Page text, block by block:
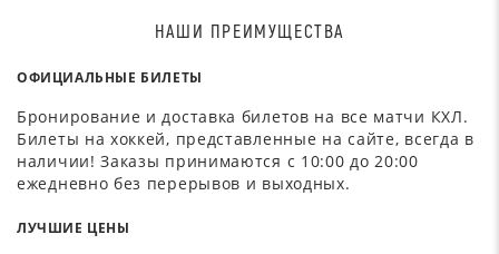
НАШИ ПРЕИМУЩЕСТВА
ОФИЦИАЛЬНЫЕ БИЛЕТЫ
Бронирование и доставка билетов на все матчи КХЛ.
Билеты на хоккей, представленные на сайте, всегда в
наличии! Заказы принимаются с 10:00 до 20:00
ежедневно без перерывов и выходных.
ЛУЧШИЕ ЦЕНЫ